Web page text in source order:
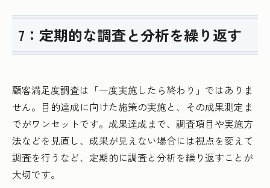
7：定期的な調査と分析を繰り返す
顧客満足度調査は「一度実施したら終わり」ではありま
せん。目的達成に向けた施策の実施と、その成果測定ま
でがワンセットです。成果達成まで、調査項目や実施方
法などを見直し、成果が見えない場合には視点を変えて
調査を行うなど、定期的に調査と分析を繰り返すことが
大切です。